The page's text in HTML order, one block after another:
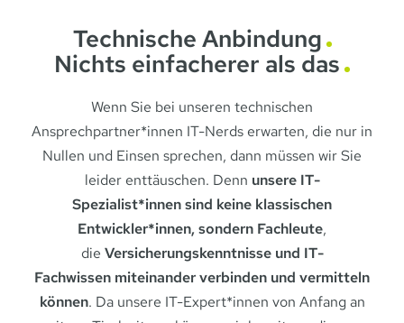
Technische Anbindung
Nichts einfacherer als das
Wenn Sie bei unseren technischen
Ansprechpartner*innen IT-Nerds erwarten, die nur in
Nullen und Einsen sprechen, dann müssen wir Sie
leider enttäuschen. Denn unsere IT-
Spezialist*innen sind keine klassischen
Entwickler*innen, sondern Fachleute,
die Versicherungskenntnisse und IT-
Fachwissen miteinander verbinden und vermitteln
können. Da unsere IT-Expert*innen von Anfang an